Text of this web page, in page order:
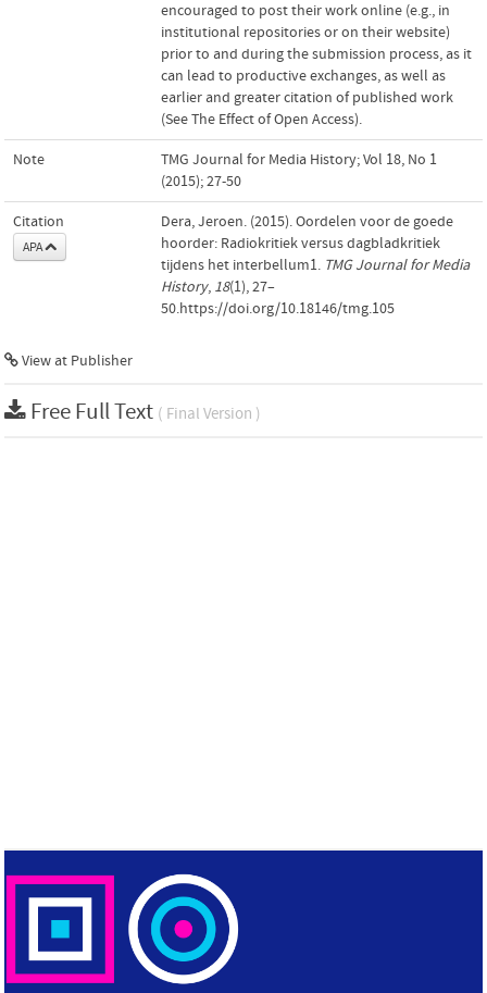
encouraged to post their work online (e.g., in
institutional repositories or on their website)
prior to and during the submission process, as it
can lead to productive exchanges, as well as
earlier and greater citation of published work
(See The Effect of Open Access).
Note
TMG Journal for Media History; Vol 18, No 1
(2015); 27-50
Citation
APA
Dera, Jeroen. (2015). Oordelen voor de goede
hoorder: Radiokritiek versus dagbladkritiek
tijdens het interbellum1. TMG Journal for Media
History, 18(1), 27–
50.https://doi.org/10.18146/tmg.105
View at Publisher
Free Full Text ( Final Version )